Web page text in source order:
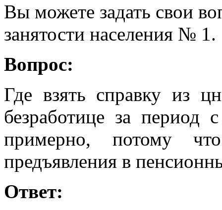
Вы можете задать свои
занятости населения № 1.
Вопрос:
Где взять справку из
безработице за
примерно, потому
предъявления в
Ответ: